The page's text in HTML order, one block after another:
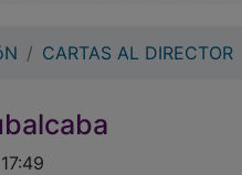
CARTAS AL DIRECTOR